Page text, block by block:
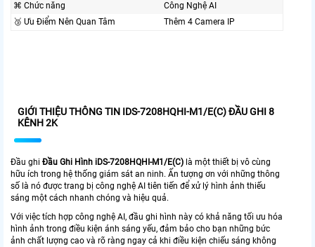
⌘ Chức năng
Công Nghệ AI
🥉 Ưu Điểm Nên Quan Tâm
Thêm 4 Camera IP
GIỚI THIỆU THÔNG TIN IDS-7208HQHI-M1/E(C) ĐẦU GHI 8
KÊNH 2K
Đầu ghi Đầu Ghi Hình iDS-7208HQHI-M1/E(C) là một thiết bị vô cùng
hữu ích trong hệ thống giám sát an ninh. Ấn tượng ơn với những thông
số là nó được trang bị công nghệ AI tiên tiến để xử lý hình ảnh thiếu
sáng một cách nhanh chóng và hiệu quả.
Với việc tích hợp công nghệ AI, đầu ghi hình này có khả năng tối ưu hóa
hình ảnh trong điều kiện ánh sáng yếu, đảm bảo cho bạn những bức
ảnh chất lượng cao và rõ ràng ngay cả khi điều kiện chiếu sáng không